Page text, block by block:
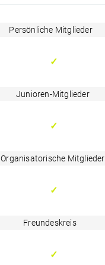
Persönliche Mitglieder
✓
Junioren-Mitglieder
✓
Organisatorische Mitglieder
✓
Freundeskreis
✓